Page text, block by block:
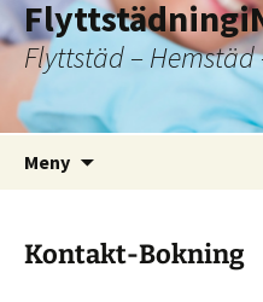
Flyttstäd –
Meny
Kontakt-Bokning